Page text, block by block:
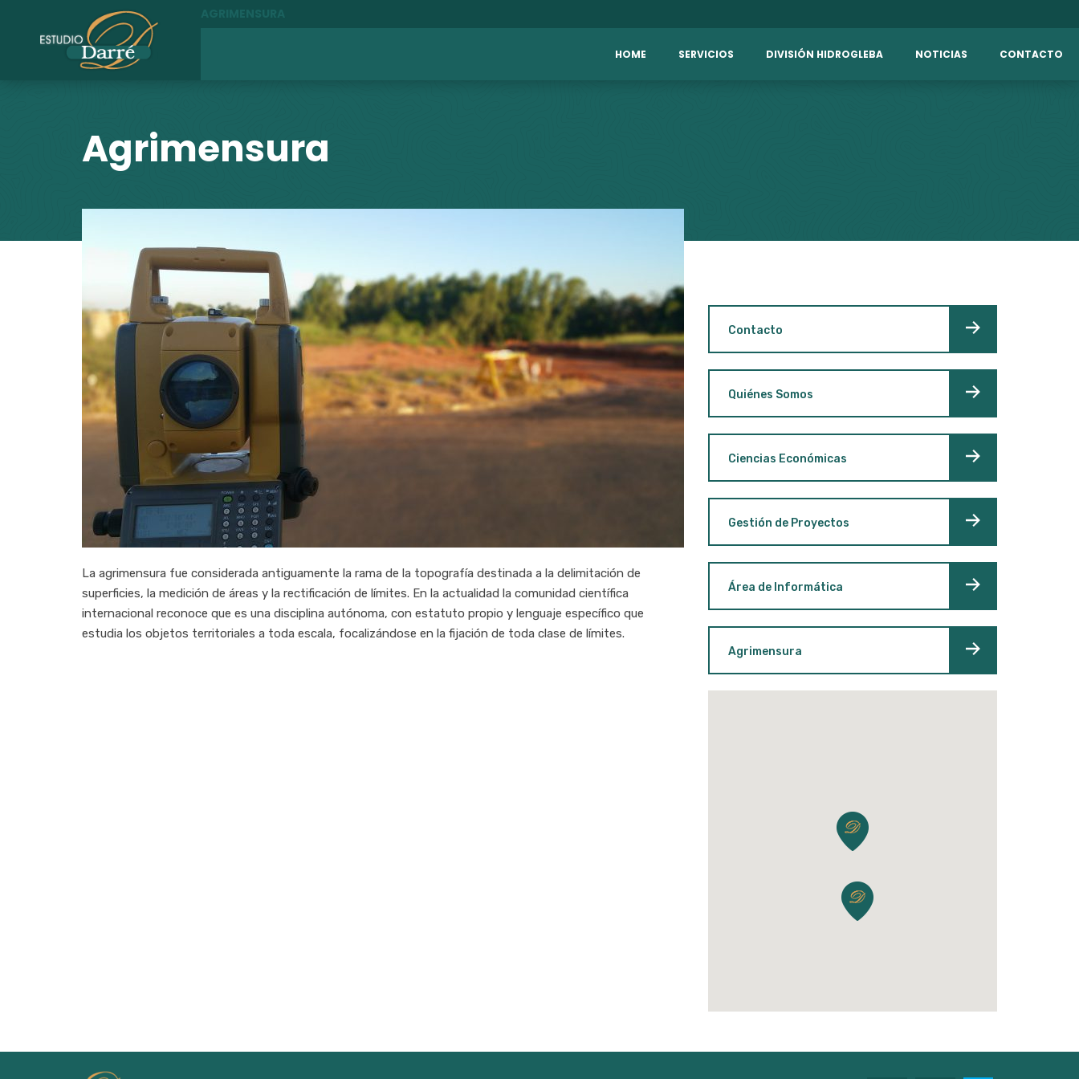
HOME SERVICIOS DIVISIÓN HIDROGLEBA NOTICIAS CONTACTO
Agrimensura
La agrimensura fue considerada antiguamente la rama de la topografía destinada a la delimitación de
superficies, la medición de áreas y la rectificación de límites. En la actualidad la comunidad científica
internacional reconoce que es una disciplina autónoma, con estatuto propio y lenguaje específico que
estudia los objetos territoriales a toda escala, focalizándose en la fijación de toda clase de límites.
Contacto
Quiénes Somos
Ciencias Económicas
Gestión de Proyectos
Área de Informática
Agrimensura